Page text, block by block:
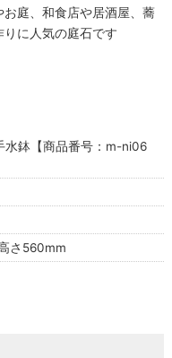
庭、和食店や居酒屋、蕎
に人気の庭石です
鉢【商品番号：m-ni06
さ560mm